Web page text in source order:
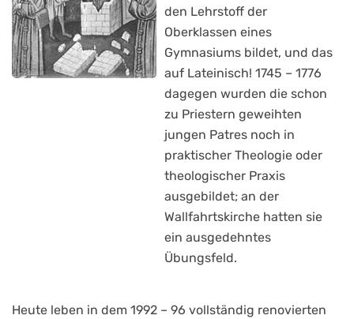
den Lehrstoff der
Oberklassen eines
Gymnasiums bildet, und das
auf Lateinisch! 1745 – 1776
dagegen wurden die schon
zu Priestern geweihten
jungen Patres noch in
praktischer Theologie oder
theologischer Praxis
ausgebildet; an der
Wallfahrtskirche hatten sie
ein ausgedehntes
Übungsfeld.
Heute leben in dem 1992 – 96 vollständig renovierten